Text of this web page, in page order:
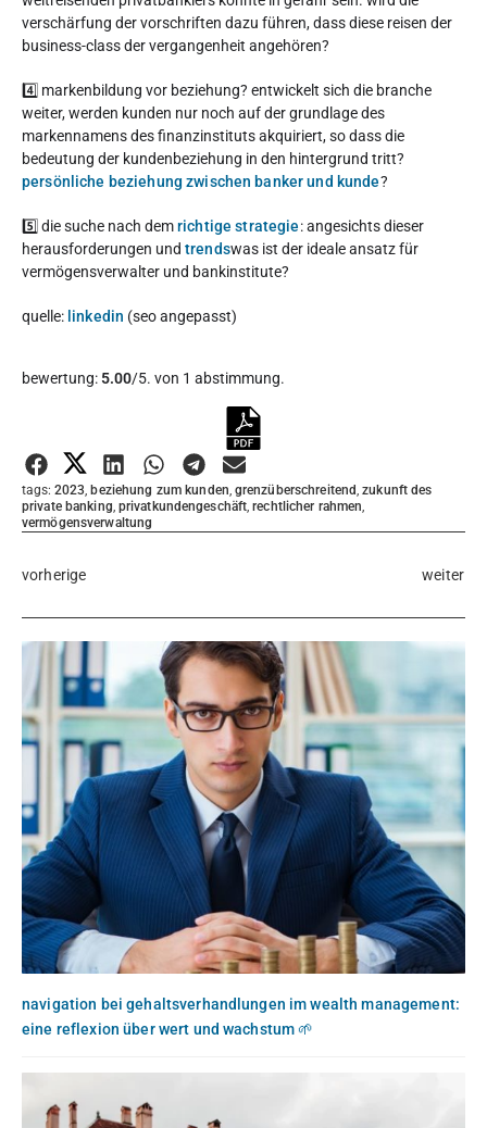
verschärfung der vorschriften dazu führen, dass diese reisen der
business-class der vergangenheit angehören?
4️⃣ markenbildung vor beziehung? entwickelt sich die branche
weiter, werden kunden nur noch auf der grundlage des
markennamens des finanzinstituts akquiriert, so dass die
bedeutung der kundenbeziehung in den hintergrund tritt?
persönliche beziehung zwischen banker und kunde?
5️⃣ die suche nach demrichtige strategie: angesichts dieser
herausforderungen und trendswas ist der ideale ansatz für
vermögensverwalter und bankinstitute?
quelle: linkedin (seo angepasst)
Bewertung abgeben
bewertung: 5.00/5. von 1 abstimmung.
tags: 2023, beziehung zum kunden, grenzüberschreitend,zukunft des
private banking, privatkundengeschäft,rechtlicher rahmen,
vermögensverwaltung
vorherige weiter
navigation bei gehaltsverhandlungen im wealth management:
eine reflexion über wert und wachstum 🌱